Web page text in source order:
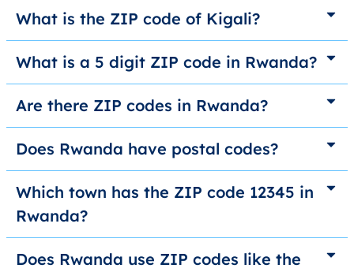
What is the ZIP code of Kigali?
What is a 5 digit ZIP code in Rwanda?
Are there ZIP codes in Rwanda?
Does Rwanda have postal codes?
Which town has the ZIP code 12345 in
Rwanda?
Does Rwanda use ZIP codes like the